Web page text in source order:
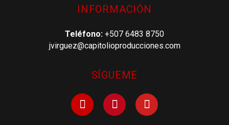
INFORMACIÓN
Teléfono: +507 6483 8750
jvirguez@capitolioproducciones.com
SÍGUEME